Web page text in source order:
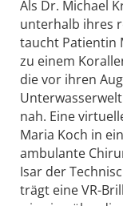
Als Dr. Michael
unterhalb ihres
taucht Patientin
zu einem
die vor ihren
nah. Eine
Maria Koch in
ambulante
Isar der
trägt eine VR-